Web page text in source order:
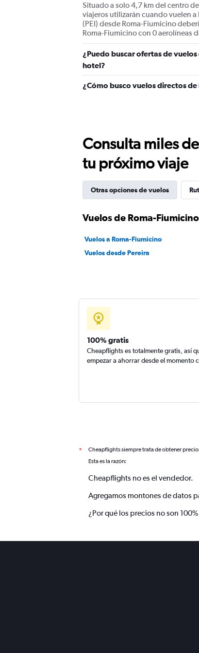
Situado a solo 4,7 km del centro
viajeros utilizarán cuando vuelen a
(PEI) desde Roma-Fiumicino
Roma-Fiumicino con 0 aerolíneas
¿Puedo buscar ofertas de
hotel?
¿Cómo busco vuelos directos
Consulta miles
tu próximo viaje
Otras opciones de vuelos
Vuelos de Roma-
Vuelos a Roma-Fiumicino
Vuelos desde Pereira
100% gratis
Cheapflights es totalmente gratis, así
empezar a ahorrar desde el momento
* Cheapflights siempre trata de obtener
Esta es la razón:
Cheapflights no es el vendedor.
Agregamos montones de datos
¿Por qué los precios no son